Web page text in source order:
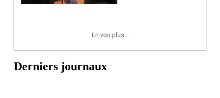
En voir plus...
Derniers journaux